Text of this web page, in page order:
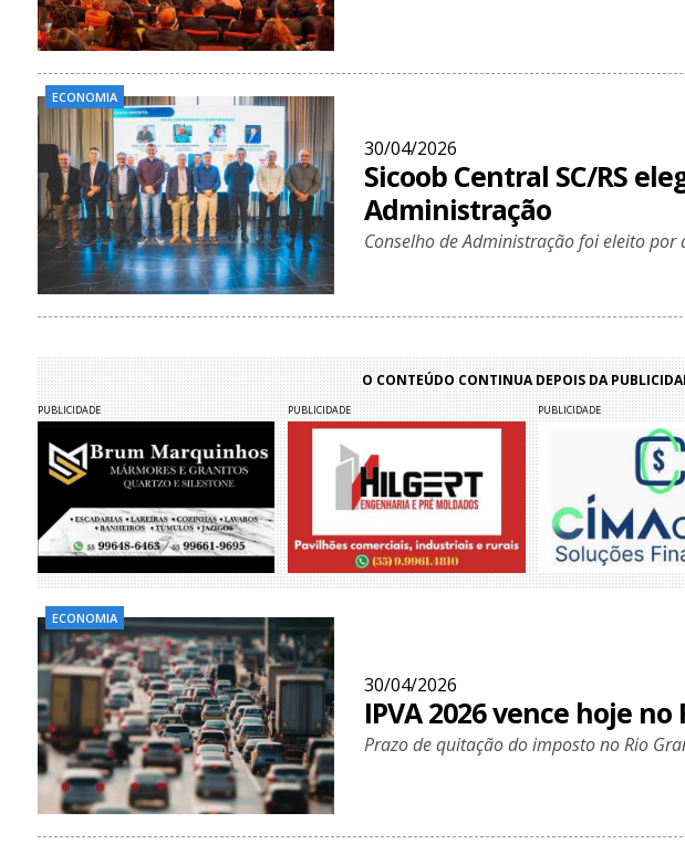
ECONOMIA
30/04/2026
Sicoob Central SC/RS
Administração
Conselho de Administração foi eleito
O CONTEÚDO CONTINUA DEPOIS DA
PUBLICIDADE PUBLICIDADE PUBLICIDADE
ECONOMIA
30/04/2026
IPVA 2026 vence hoje no
Prazo de quitação do imposto no Rio